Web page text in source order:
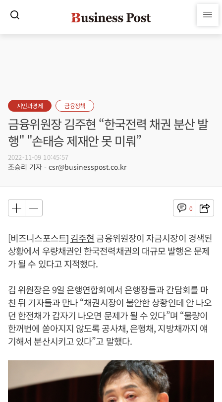
시민과경제 금융정책
금융위원장 김주현 “한국전력 채권 분산 발
행" "손태승 제재안 못 미뤄”
2022-11-09 10:45:57
조승리 기자 - csr@businesspost.co.kr
0
[비즈니스포스트]김주현 금융위원장이 자금시장이 경색된
상황에서 우량채권인 한국전력채권의 대규모 발행은 문제
가 될 수 있다고 지적했다.
김 위원장은 9일 은행연합회에서 은행장들과 간담회를 마
친 뒤 기자들과 만나 “채권시장이 불안한 상황인데 안 나오
던 한전채가 갑자기 나오면 문제가 될 수 있다”며 “물량이
한꺼번에 쏟아지지 않도록 공사채, 은행채, 지방채까지 얘
기해서 분산시키고 있다”고 말했다.